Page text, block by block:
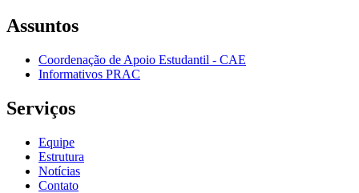
Assuntos
Coordenação de Apoio Estudantil - CAE
Informativos PRAC
Serviços
Equipe
Estrutura
Notícias
Contato